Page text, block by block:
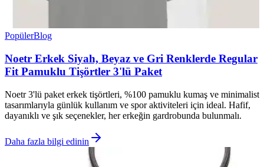
PopülerBlog
Noetr Erkek Siyah, Beyaz ve Gri Renklerde Regular
Fit Pamuklu Tişörtler 3'lü Paket
Noetr 3'lü paket erkek tişörtleri, %100 pamuklu kumaş ve minimalist
tasarımlarıyla günlük kullanım ve spor aktiviteleri için ideal. Hafif,
dayanıklı ve şık seçenekler, her erkeğin gardrobunda bulunmalı.
Daha fazla bilgi edinin